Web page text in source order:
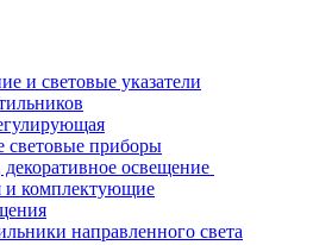
и световые указатели
приборы
освещение
и комплектующие
направленного света